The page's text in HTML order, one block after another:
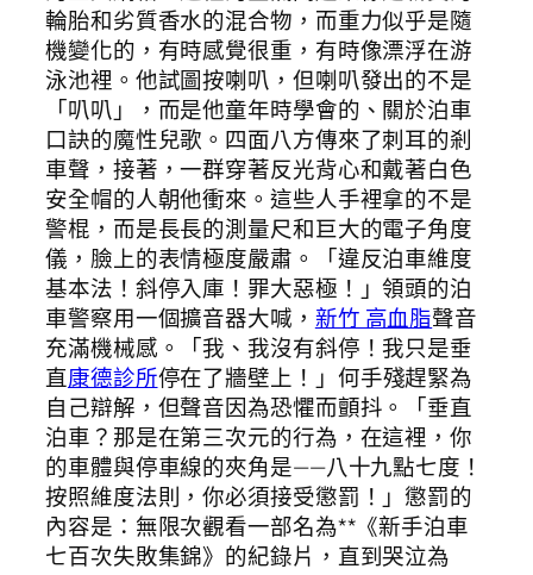
輪胎和劣質香水的混合物，而重力似乎是隨
機變化的，有時感覺很重，有時像漂浮在游
泳池裡。他試圖按喇叭，但喇叭發出的不是
「叭叭」，而是他童年時學會的、關於泊車
口訣的魔性兒歌。四面八方傳來了刺耳的剎
車聲，接著，一群穿著反光背心和戴著白色
安全帽的人朝他衝來。這些人手裡拿的不是
警棍，而是長長的測量尺和巨大的電子角度
儀，臉上的表情極度嚴肅。「違反泊車維度
基本法！斜停入庫！罪大惡極！」領頭的泊
車警察用一個擴音器大喊， 新竹 高血脂聲音
充滿機械感。「我、我沒有斜停！我只是垂
直康德診所停在了牆壁上！」何手殘趕緊為
自己辯解，但聲音因為恐懼而顫抖。「垂直
泊車？那是在第三次元的行為，在這裡，你
的車體與停車線的夾角是——八十九點七度！
按照維度法則，你必須接受懲罰！」懲罰的
內容是：無限次觀看一部名為**《新手泊車
七百次失敗集錦》的紀錄片，直到哭泣為